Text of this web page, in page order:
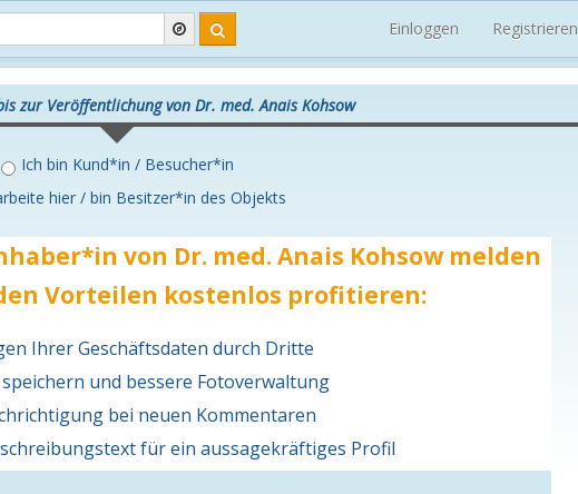
Einloggen Registrieren
zur Veröffentlichung von Dr. med. Anais Kohsow
Ich bin Kund*in / Besucher*in
hier / bin Besitzer*in des Objekts
von Dr. med. Anais Kohsow melden
Vorteilen kostenlos profitieren:
Ihrer Geschäftsdaten durch Dritte
und bessere Fotoverwaltung
bei neuen Kommentaren
für ein aussagekräftiges Profil